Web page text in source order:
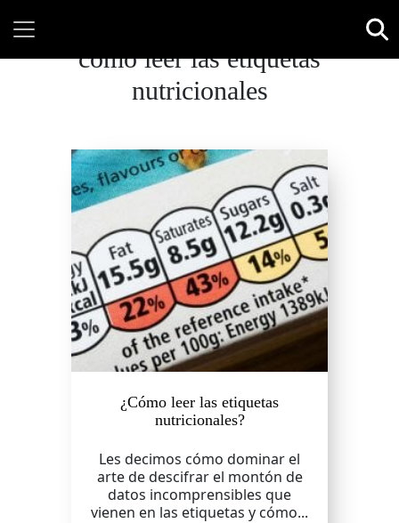
como leer las etiquetas
nutricionales
¿Cómo leer las etiquetas
nutricionales?
Les decimos cómo dominar el
arte de descifrar el montón de
datos incomprensibles que
vienen en las etiquetas y cómo...